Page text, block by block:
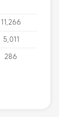
11,266
5,011
286